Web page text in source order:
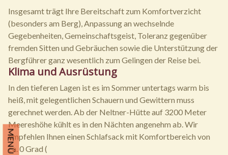
MENÜ
Insgesamt trägt Ihre Bereitschaft zum Komfortverzicht
(besonders am Berg), Anpassung an wechselnde
Gegebenheiten, Gemeinschaftsgeist, Toleranz gegenüber
fremden Sitten und Gebräuchen sowie die Unterstützung der
Bergführer ganz wesentlich zum Gelingen der Reise bei.
Klima und Ausrüstung
In den tieferen Lagen ist es im Sommer untertags warm bis
heiß, mit gelegentlichen Schauern und Gewittern muss
gerechnet werden. Ab der Neltner-Hütte auf 3200 Meter
Meereshöhe kühlt es in den Nächten angenehm ab. Wir
empfehlen Ihnen einen Schlafsack mit Komfortbereich von
ca. 0 Grad (